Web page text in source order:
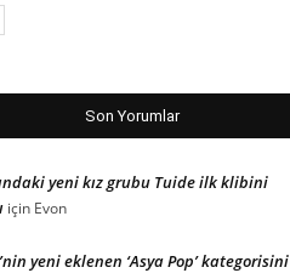
Son Yorumlar
yeni kız grubu Tuide ilk klibini
için Evon
yeni eklenen ‘Asya Pop’ kategorisini